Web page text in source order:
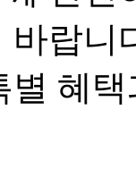
바랍니
혜